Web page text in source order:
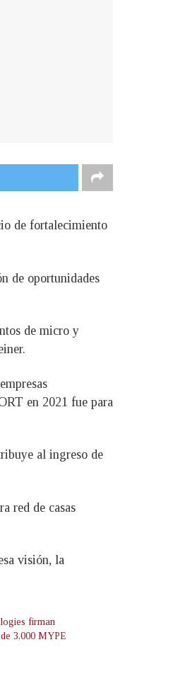
de fortalecimiento
de oportunidades
de micro y
en 2021 fue para
al ingreso de
red de casas
visión, la
firman
3,000 MYPE